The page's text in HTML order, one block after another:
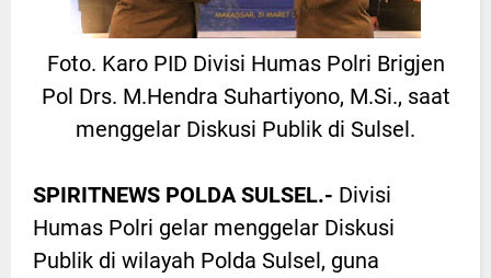
Foto. Karo PID Divisi Humas Polri Brigjen
Pol Drs. M.Hendra Suhartiyono, M.Si., saat
menggelar Diskusi Publik di Sulsel.
SPIRITNEWS POLDA SULSEL.- Divisi
Humas Polri gelar menggelar Diskusi
Publik di wilayah Polda Sulsel, guna